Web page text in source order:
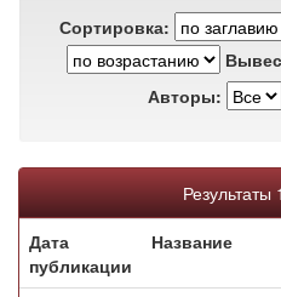
Сортировка:
Авторы:
Результаты
Дата
публикации
Название